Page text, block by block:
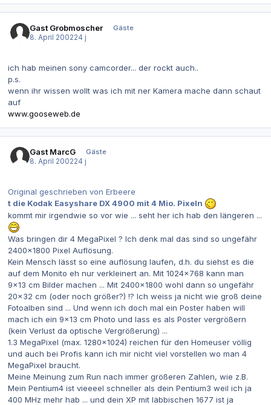
Gast Grobmoscher
Gäste
8. April 200224 j
ich hab meinen sony camcorder... der rockt auch..
p.s.
wenn ihr wissen wollt was ich mit ner Kamera mache dann schaut
auf
www.gooseweb.de
Gast MarcG
Gäste
8. April 200224 j
Original geschrieben von Erbeere
t die Kodak Easyshare DX 4900 mit 4 Mio. Pixeln
kommt mir irgendwie so vor wie ... seht her ich hab den längeren ...
Was bringen dir 4 MegaPixel ? Ich denk mal das sind so ungefähr
2400x1800 Pixel Auflösung.
Kein Mensch lässt so eine auflösung laufen, d.h. du siehst es die
auf dem Monito eh nur verkleinert an. Mit 1024x768 kann man
9x13 cm Bilder machen ... Mit 2400x1800 wohl dann so ungefähr
20x32 cm (oder noch größer?) !? Ich weiss ja nicht wie groß deine
Fotoalben sind ... Und wenn ich doch mal ein Poster haben will
mach ich ein 9x13 cm Photo und lass es als Poster vergrößern
(kein Verlust da optische Vergrößerung) ...
1.3 MegaPixel (max. 1280x1024) reichen für den Homeuser völlig
und auch bei Profis kann ich mir nicht viel vorstellen wo man 4
MegaPixel braucht.
Meine Meinung zum Run nach immer größeren Zahlen, wie z.B.
Mein Pentium4 ist vieeeel schneller als dein Pentium3 weil ich ja
400 MHz mehr hab ... und dein XP mit läbbischen 1677 ist ja